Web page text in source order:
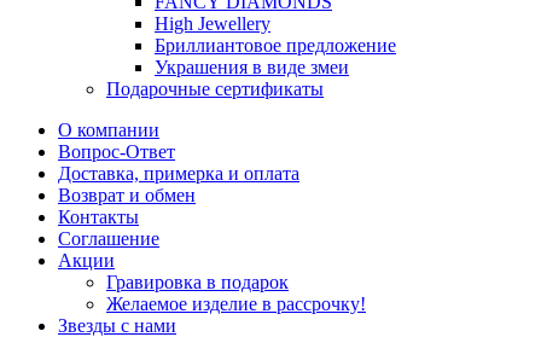
High Jewellery
Бриллиантовое предложение
Украшения в виде змеи
Подарочные сертификаты
О компании
Вопрос-Ответ
Доставка, примерка и оплата
Возврат и обмен
Контакты
Соглашение
Акции
Гравировка в подарок
Желаемое изделие в рассрочку!
Звезды с нами